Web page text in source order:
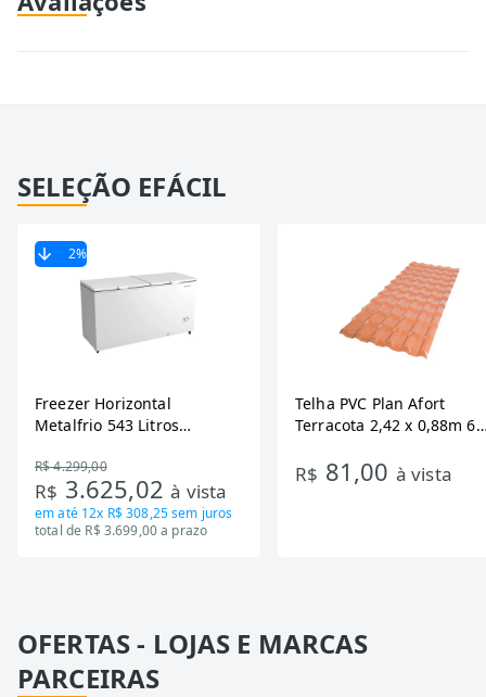
SELEÇÃO EFÁCIL
2%
Freezer Horizontal
Metalfrio 543 Litros
Tecnologia Inverter, Branco,
Bivolt
R$ 4.299,00
R$ 3.625,02à vista
em até 12x R$ 308,25sem juros
total de R$ 3.699,00 a prazo
Telha PVC Plan Afort
Terracota 2,42 x 0,88m 6
R$ 81,00 à vista
OFERTAS - LOJAS E MARCAS
PARCEIRAS